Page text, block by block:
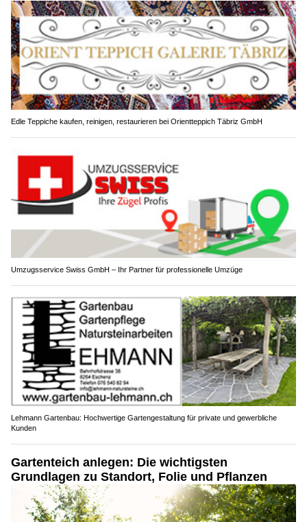
Edle Teppiche kaufen, reinigen, restaurieren bei Orientteppich Täbriz GmbH
Umzugsservice Swiss GmbH – Ihr Partner für professionelle Umzüge
Lehmann Gartenbau: Hochwertige Gartengestaltung für private und gewerbliche
Kunden
Gartenteich anlegen: Die wichtigsten
Grundlagen zu Standort, Folie und Pflanzen